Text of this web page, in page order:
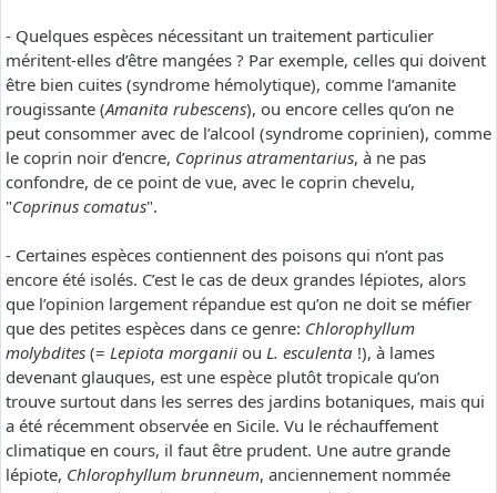
- Quelques espèces nécessitant un traitement particulier
méritent-elles d’être mangées ? Par exemple, celles qui doivent
être bien cuites (syndrome hémolytique), comme l’amanite
rougissante (Amanita rubescens), ou encore celles qu’on ne
peut consommer avec de l’alcool (syndrome coprinien), comme
le coprin noir d’encre, Coprinus atramentarius, à ne pas
confondre, de ce point de vue, avec le coprin chevelu,
"Coprinus comatus".
- Certaines espèces contiennent des poisons qui n’ont pas
encore été isolés. C’est le cas de deux grandes lépiotes, alors
que l’opinion largement répandue est qu’on ne doit se méfier
que des petites espèces dans ce genre: Chlorophyllum
molybdites (= Lepiota morganii ou L. esculenta !), à lames
devenant glauques, est une espèce plutôt tropicale qu’on
trouve surtout dans les serres des jardins botaniques, mais qui
a été récemment observée en Sicile. Vu le réchauffement
climatique en cours, il faut être prudent. Une autre grande
lépiote, Chlorophyllum brunneum, anciennement nommée